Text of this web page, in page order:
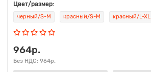
Цвет/размер:
черный/S-M красный/S-M красный/L-XL
964р.
Без НДС: 964р.